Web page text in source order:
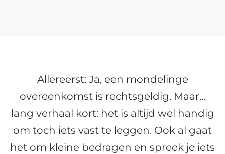
Allereerst: Ja, een mondelinge
overeenkomst is rechtsgeldig. Maar…
lang verhaal kort: het is altijd wel handig
om toch iets vast te leggen. Ook al gaat
het om kleine bedragen en spreek je iets